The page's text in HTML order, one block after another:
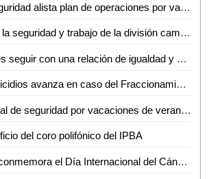
Secretaría de seguridad alista plan de operaciones por vacaciones de verano 2024
Compromiso por la seguridad y trabajo de la división caminos de la Guardia Civil estatal brinda resultados
Nuestro interés es seguir con una relación de igualdad y colaboración entre ambos países: Claudia Sheinbaum se reúne con Elizabeth Sherwood-Randall
Fiscalía de feminicidios avanza en caso del Fraccionamiento la Campiña, SLP; el señalado fue vinculado a proceso
Alistan plan estatal de seguridad por vacaciones de verano 2024
del coro polifónico del IPBA
Hospital Central conmemora el Día Internacional del Cáncer de Próstata